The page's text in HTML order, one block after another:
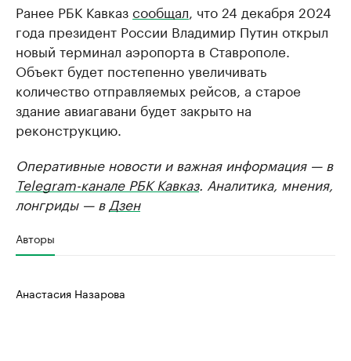
Ранее РБК Кавказсообщал , что 24 декабря 2024
года президент России Владимир Путин открыл
новый терминал аэропорта в Ставрополе.
Объект будет постепенно увеличивать
количество отправляемых рейсов, а старое
здание авиагавани будет закрыто на
реконструкцию.
Оперативные новости и важная информация — в
Telegram-канале РБК Кавказ. Аналитика, мнения,
лонгриды — в Дзен
Авторы
Анастасия Назарова